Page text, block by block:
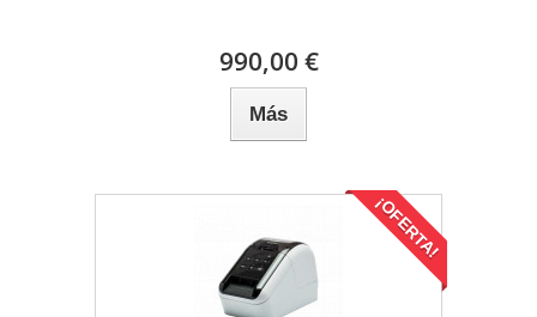
990,00 €
Más
¡OFERTA!